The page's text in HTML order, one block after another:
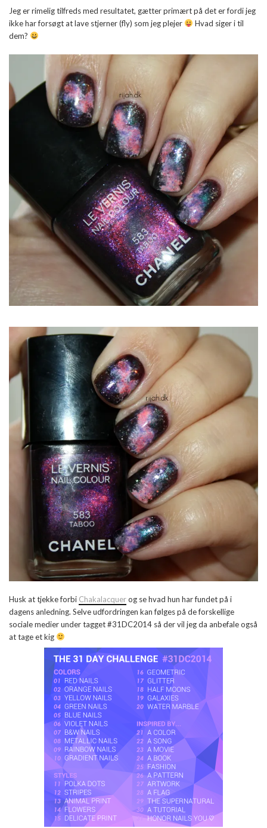
Jeg er rimelig tilfreds med resultatet, gætter primært på det er fordi jeg
ikke har forsøgt at lave stjerner (fly) som jeg plejer
Hvad siger i til
dem?
Husk at tjekke forbi Chakalacquerog se hvad hun har fundet på i
dagens anledning. Selve udfordringen kan følges på de forskellige
sociale medier under tagget #31DC2014 så der vil jeg da anbefale også
at tage et kig